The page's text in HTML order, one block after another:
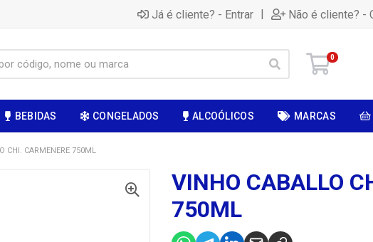
Já é cliente? - Entrar | Não é cliente? -
0
BEBIDAS CONGELADOS ALCOÓLICOS MARCAS
CHI. CARMENERE 750ML
VINHO CABALLO
750ML